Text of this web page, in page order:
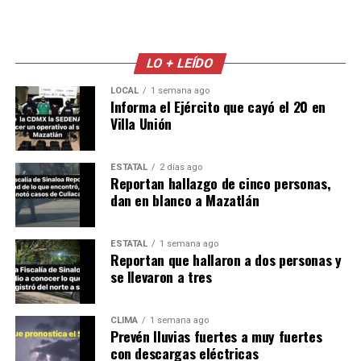
LO + LEÍDO
LOCAL 1 semana ago
Informa el Ejército que cayó el 20 en
Villa Unión
ESTATAL 2 días ago
Reportan hallazgo de cinco personas,
dan en blanco a Mazatlán
ESTATAL 1 semana ago
Reportan que hallaron a dos personas y
se llevaron a tres
CLIMA 1 semana ago
Prevén lluvias fuertes a muy fuertes
con descargas eléctricas